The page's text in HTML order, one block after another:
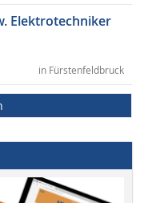
Elektrotechniker
in Fürstenfeldbruck